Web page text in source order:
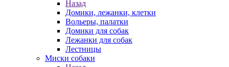
Назад
Домики, лежанки, клетки
Вольеры, палатки
Домики для собак
Лежанки для собак
Лестницы
Миски собаки